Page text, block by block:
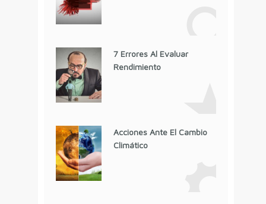
7 Errores Al Evaluar
Rendimiento
Acciones Ante El Cambio
Climático